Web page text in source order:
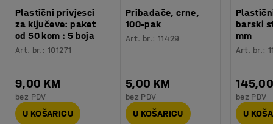
Plastični privjesci
za ključeve: paket
od 50 kom : 5 boja
Art. br.:101271
9,00 KM
bez PDV
U KOŠARICU
Pribadače, crne,
100-pak
Art. br.: 11429
5,00 KM
bez PDV
U KOŠARICU
barski
mm
Art. br.:
bez PDV
U